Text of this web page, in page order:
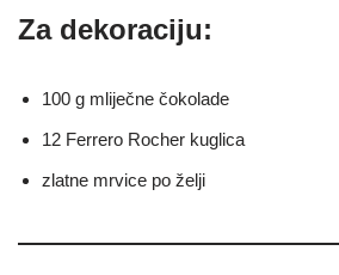
Za dekoraciju:
100 g mliječne čokolade
12 Ferrero Rocher kuglica
zlatne mrvice po želji